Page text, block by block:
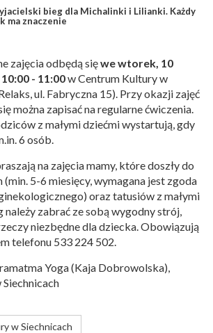
bieg dla Michalinki i Lilianki. Każdy
ma znaczenie
zajęcia odbędą sięwe wtorek, 10
- 11:00w Centrum Kultury w
ul. Fabryczna 15). Przy okazji zajęć
można zapisać na regularne ćwiczenia.
z małymi dziećmi wystartują, gdy
6 osób.
na zajęcia mamy, które doszły do
5-6 miesięcy, wymagana jest zgoda
oraz tatusiów z małymi
należy zabrać ze sobą wygodny strój,
niezbędne dla dziecka. Obowiązują
telefonu 533 224 502.
Yoga (Kaja Dobrowolska),
w Siechnicach